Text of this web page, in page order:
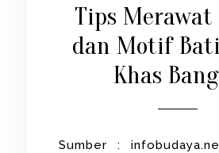
Tips Merawat
dan Motif
Khas
Sumber :